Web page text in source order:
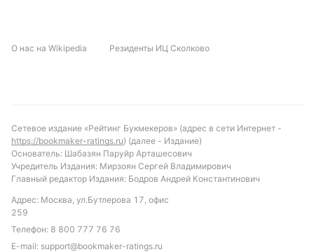
О нас на Wikipedia Резиденты ИЦ Сколково
Сетевое издание «Рейтинг Букмекеров» (адрес в сети Интернет -
https://bookmaker-ratings.ru) (далее - Издание)
Основатель: Шабазян Паруйр Арташесович
Учредитель Издания: Мирзоян Сергей Владимирович
Главный редактор Издания: Бодров Андрей Константинович
Адрес: Москва, ул.Бутлерова 17, офис
259
Телефон: 8 800 777 76 76
E-mail: support@bookmaker-ratings.ru